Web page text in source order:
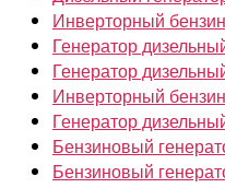
Инверторный
Генератор
Генератор
Инверторный
Генератор
Бензиновый
Бензиновый